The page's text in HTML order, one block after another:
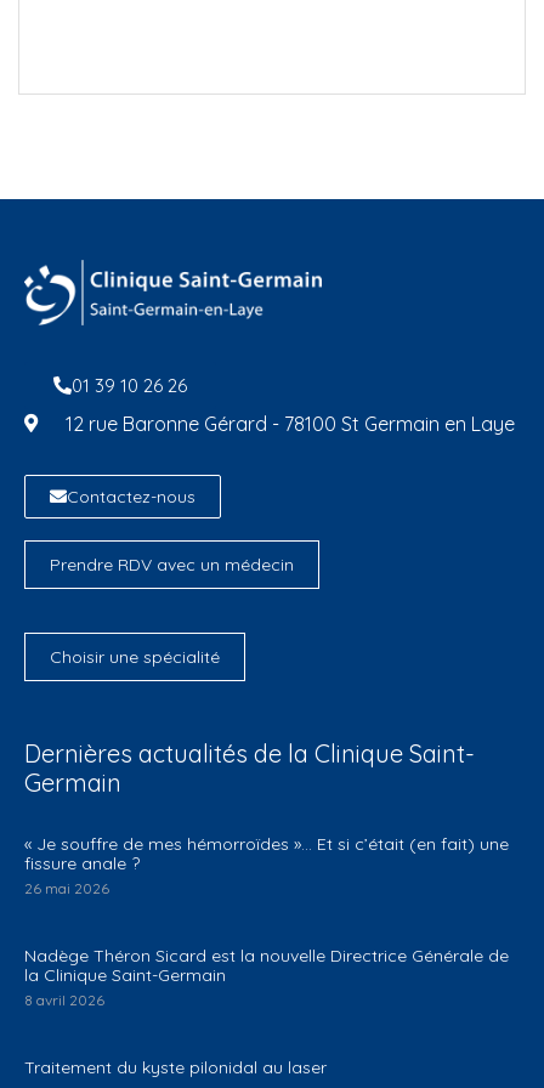
01 39 10 26 26
12 rue Baronne Gérard - 78100 St Germain en Laye
Contactez-nous
Prendre RDV avec un médecin
Choisir une spécialité
Dernières actualités de la Clinique Saint-
Germain
​« Je souffre de mes hémorroïdes »… Et si c’était (en fait) une
fissure anale ?
26 mai 2026
Nadège Théron Sicard est la nouvelle Directrice Générale de
la Clinique Saint-Germain
8 avril 2026
Traitement du kyste pilonidal au laser